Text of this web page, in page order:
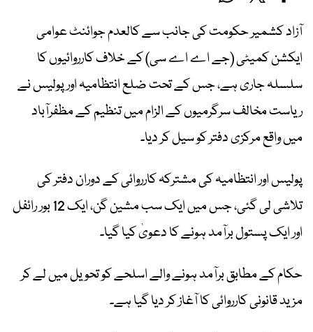
آزاد کشمیر حکومت کی جانب سے کالعدم جوائنٹ عوامی
ایکشن کمیٹی (جے اے اے سی) کے خلاف کارروائیوں کا
سلسلہ جاری ہے، جس کے تحت ضلع انتظامیہ اور پولیس نے
ریاست مخالف سرگرمیوں کے الزام میں تنظیم کے مظفرآباد
میں واقع مرکزی دفتر کو سیل کر دیا۔
پولیس اور انتظامیہ کی مشترکہ کارروائی کے دوران دفتر کی
تلاشی لی گئی، جس میں ایک سب مشین گن، ایک 12 بور رائفل
اور ایک پستول برآمد ہونے کا دعویٰ کیا گیا۔
حکام کے مطابق برآمد ہونے والے اسلحے کو تحویل میں لے کر
مزید قانونی کارروائی کا آغاز کر دیا گیا ہے۔